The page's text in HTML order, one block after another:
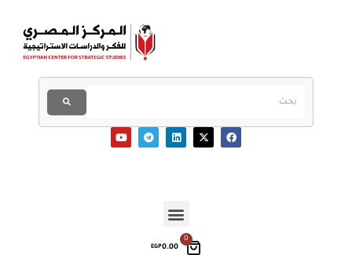
0
EGP0.00